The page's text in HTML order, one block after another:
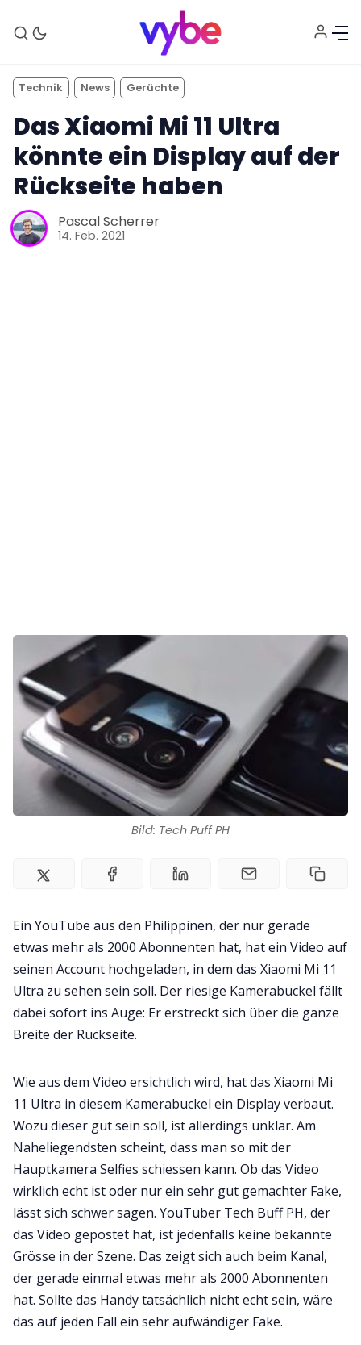
Aktuelles
Impressum
Bild: Tech Puff PH
Technik News Gerüchte
Das Xiaomi Mi 11 Ultra
könnte ein Display auf der
Rückseite haben
Pascal Scherrer
14. Feb. 2021
Ein YouTube aus den Philippinen, der nur gerade
etwas mehr als 2000 Abonnenten hat, hat ein Video auf
seinen Account hochgeladen, in dem das Xiaomi Mi 11
Ultra zu sehen sein soll. Der riesige Kamerabuckel fällt
dabei sofort ins Auge: Er erstreckt sich über die ganze
Breite der Rückseite.
Wie aus dem Video ersichtlich wird, hat das Xiaomi Mi
11 Ultra in diesem Kamerabuckel ein Display verbaut.
Wozu dieser gut sein soll, ist allerdings unklar. Am
Naheliegendsten scheint, dass man so mit der
Hauptkamera Selfies schiessen kann. Ob das Video
wirklich echt ist oder nur ein sehr gut gemachter Fake,
lässt sich schwer sagen. YouTuber Tech Buff PH, der
das Video gepostet hat, ist jedenfalls keine bekannte
Grösse in der Szene. Das zeigt sich auch beim Kanal,
der gerade einmal etwas mehr als 2000 Abonnenten
hat. Sollte das Handy tatsächlich nicht echt sein, wäre
das auf jeden Fall ein sehr aufwändiger Fake.